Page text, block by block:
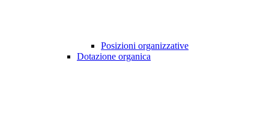
Posizioni organizzative
Dotazione organica